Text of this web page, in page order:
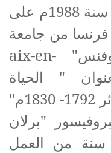
وتحصل في ماي سنة 1988م على
فرنسا من جامعة
aix-en-
" الحياة
الريفية في الجزائر 1792- 1830م"
"برلان
لويس" بعد 13 سنة من العمل